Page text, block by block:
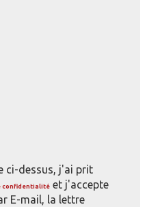
ci-dessus, j'ai prit
confidentialité et j'accepte
E-mail, la lettre